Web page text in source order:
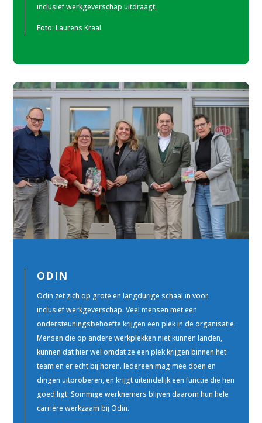
inclusief werkgeverschap uitdraagt.
Foto:Laurens Kraal
ODIN
Odin zet zich op grote en langdurige schaal in voor
inclusief werkgeverschap. Veel mensen met een
ondersteuningsbehoefte krijgen een plek in de organisatie.
Mensen die op andere werkplekken niet kunnen landen,
kunnen dat hier wel omdat ze een plek krijgen binnen het
team en er echt bij horen. Iedereen mag mee doen en
dingen uitproberen, en krijgt uiteindelijk een functie die hen
goed ligt. Sommige werknemers blijven daarom hun hele
carrière werkzaam bij Odin.